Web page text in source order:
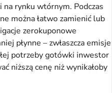
na rynku wtórnym. Podczas
można łatwo zamienić lub
zerokuponowe
płynne – zwłaszcza emisje
potrzeby gotówki inwestor
niższą cenę niż wynikałoby